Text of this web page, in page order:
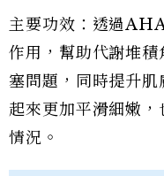
主要功效：透過
作用，幫助代謝堆
塞問題，同時提升
起來更加平滑細嫩
情況。